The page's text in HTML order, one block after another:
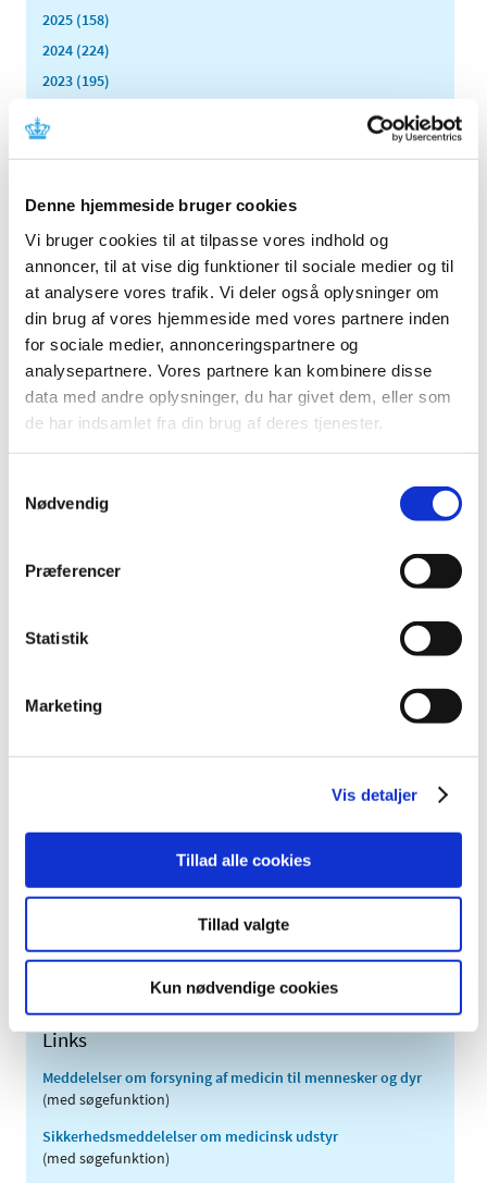
Denne hjemmeside bruger cookies
Vi bruger cookies til at tilpasse vores indhold og
annoncer, til at vise dig funktioner til sociale medier og til
at analysere vores trafik. Vi deler også oplysninger om
din brug af vores hjemmeside med vores partnere inden
for sociale medier, annonceringspartnere og
analysepartnere. Vores partnere kan kombinere disse
data med andre oplysninger, du har givet dem, eller som
de har indsamlet fra din brug af deres tjenester.
Nødvendig
Præferencer
Statistik
Marketing
Vis detaljer
Tillad alle cookies
Tillad valgte
Kun nødvendige cookies
2025 (158)
2024 (224)
2023 (195)
2021 (516)
2019 (159)
2018 (150)
2017 (167)
2016 (167)
2015 (33)
2014 (44)
2013 (49)
2012 (44)
oktober (4)
maj (1)
marts (3)
januar (6)
2005 (2)
Links
Meddelelser om forsyning af medicin til mennesker og dyr
(med søgefunktion)
Sikkerhedsmeddelelser om medicinsk udstyr
(med søgefunktion)